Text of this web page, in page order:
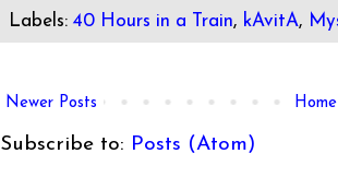
Labels:40 Hours in a Train, kAvitA,
Newer Posts Home
Subscribe to: Posts (Atom)